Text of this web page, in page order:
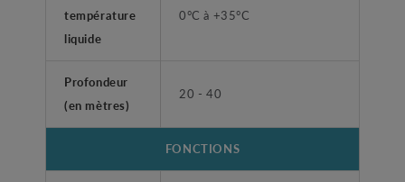
température
liquide
0°C à +35°C
Profondeur
(en mètres)
20 - 40
FONCTIONS